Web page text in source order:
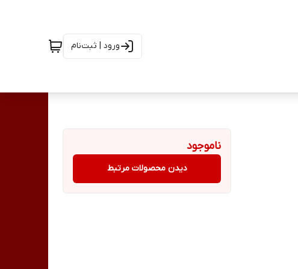
ورود | ثبت‌نام
ناموجود
دیدن محصولات مرتبط